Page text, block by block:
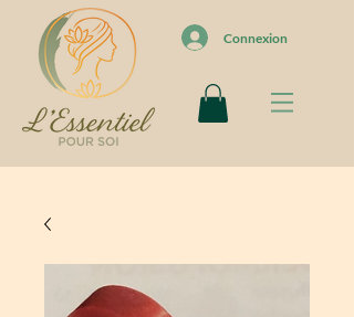
Connexion